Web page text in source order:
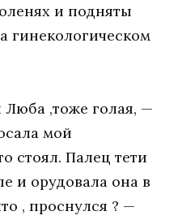
и подняты
гинекологическом
Люба ,тоже голая, —
мой
стоял. Палец тети
и орудовала она в
, проснулся ? —